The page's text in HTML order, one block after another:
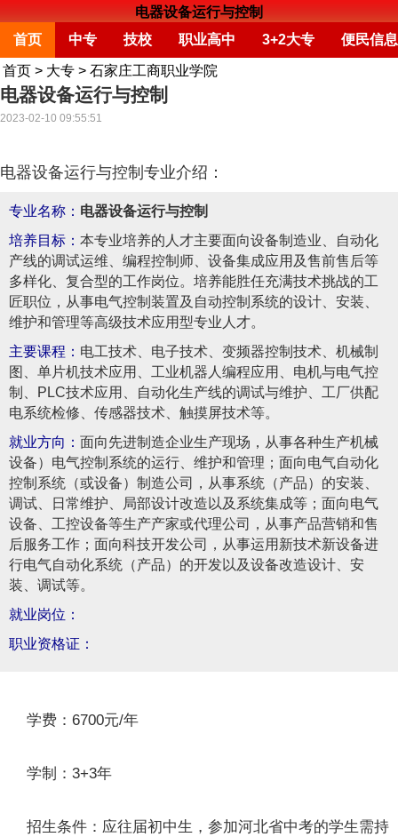
电器设备运行与控制
首页
中专 技校 职业高中 3+2大专 便民信息
首页 > 大专 > 石家庄工商职业学院
电器设备运行与控制
2023-02-10 09:55:51
电器设备运行与控制专业介绍：
专业名称： 电器设备运行与控制
培养目标： 本专业培养的人才主要面向设备制造业、自动化
产线的调试运维、编程控制师、设备集成应用及售前售后等
多样化、复合型的工作岗位。培养能胜任充满技术挑战的工
匠职位，从事电气控制装置及自动控制系统的设计、安装、
维护和管理等高级技术应用型专业人才。
主要课程： 电工技术、电子技术、变频器控制技术、机械制
图、单片机技术应用、工业机器人编程应用、电机与电气控
制、PLC技术应用、自动化生产线的调试与维护、工厂供配
电系统检修、传感器技术、触摸屏技术等。
就业方向： 面向先进制造企业生产现场，从事各种生产机械
设备）电气控制系统的运行、维护和管理；面向电气自动化
控制系统（或设备）制造公司，从事系统（产品）的安装、
调试、日常维护、局部设计改造以及系统集成等；面向电气
设备、工控设备等生产产家或代理公司，从事产品营销和售
后服务工作；面向科技开发公司，从事运用新技术新设备进
行电气自动化系统（产品）的开发以及设备改造设计、安
装、调试等。
就业岗位：
职业资格证：
学费：6700元/年
学制：3+3年
招生条件：应往届初中生，参加河北省中考的学生需持